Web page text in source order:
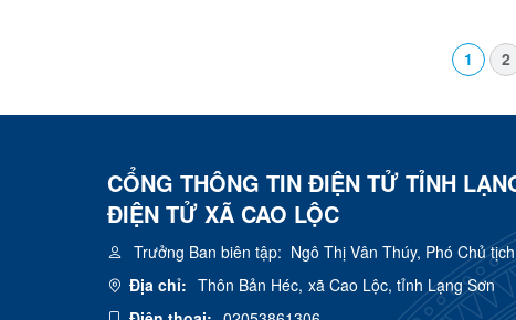
1 2
CỔNG THÔNG TIN ĐIỆN TỬ TỈNH
ĐIỆN TỬ XÃ CAO LỘC
Trưởng Ban biên tập: Ngô Thị Vân Thúy, Phó Chủ
Địa chỉ: Thôn Bản Héc, xã Cao Lộc, tỉnh Lạng Sơn